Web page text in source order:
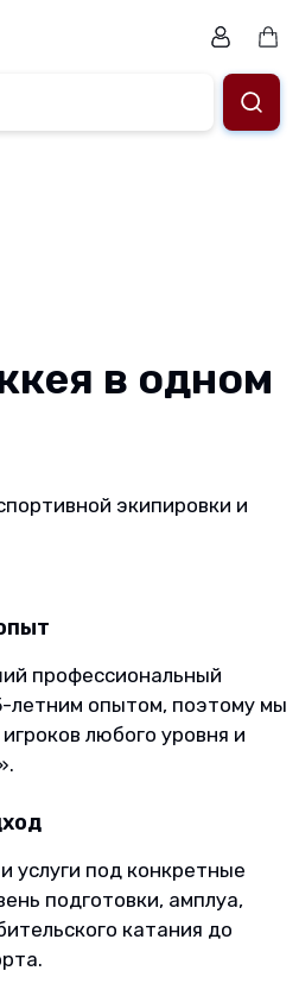
в одном
экипировки и
профессиональный
летним опытом, поэтому мы
любого уровня и
услуги под конкретные
подготовки, амплуа,
катания до